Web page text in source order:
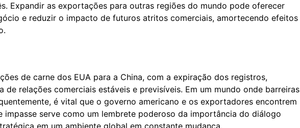
Expandir as exportações para outras regiões do mundo pode oferecer
e reduzir o impacto de futuros atritos comerciais, amortecendo efeitos
de carne dos EUA para a China, com a expiração dos registros,
de relações comerciais estáveis e previsíveis. Em um mundo onde barreiras
é vital que o governo americano e os exportadores encontrem
impasse serve como um lembrete poderoso da importância do diálogo
em um ambiente global em constante mudança.